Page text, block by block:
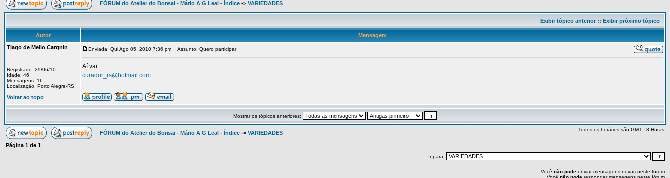
FÓRUM do Atelier do Bonsai - Mário A G Leal - Índice -> VARIEDADES
Exibir tópico anterior:: Exibir próximo tópico
Autor
Mensagem
Tiago de Mello Cargnin
Registrado: 29/06/10
Idade: 46
Mensagens: 16
Localização: Porto Alegre-RS
Enviada: Qui Ago 05, 2010 7:36 pm Assunto: Quero participar
Aí vai:
curador_rs@hotmail.com
Voltar ao topo
Mostrar os tópicos anteriores:
FÓRUM do Atelier do Bonsai - Mário A G Leal - Índice -> VARIEDADES
Todos os horários são GMT - 3 Horas
Página 1 de 1
Ir para:
Você não pode enviar mensagens novas neste fórum
Você não pode responder mensagens neste fórum